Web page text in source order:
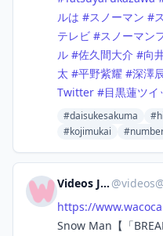
ルは #スノーマン #
テレビ #スノーマン
ル #佐久間大介 #向
太 #平野紫耀 #深澤
Twitter #目黒蓮ツイ
#daisukesakuma
#kojimukai
Videos Japan @
https://www.
Snow Man【「